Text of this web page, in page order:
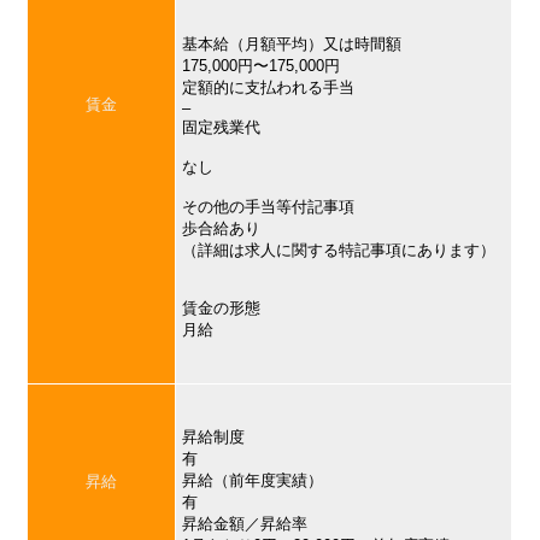
賃金
基本給（月額平均）又は時間額
175,000円〜175,000円
定額的に支払われる手当
–
固定残業代
なし
その他の手当等付記事項
歩合給あり
（詳細は求人に関する特記事項にあります）
賃金の形態
月給
昇給
昇給制度
有
昇給（前年度実績）
有
昇給金額／昇給率